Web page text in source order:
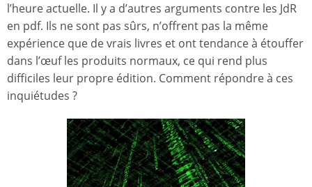
l’heure actuelle. Il y a d’autres arguments contre les JdR
en pdf. Ils ne sont pas sûrs, n’offrent pas la même
expérience que de vrais livres et ont tendance à étouffer
dans l’œuf les produits normaux, ce qui rend plus
difficiles leur propre édition. Comment répondre à ces
inquiétudes ?